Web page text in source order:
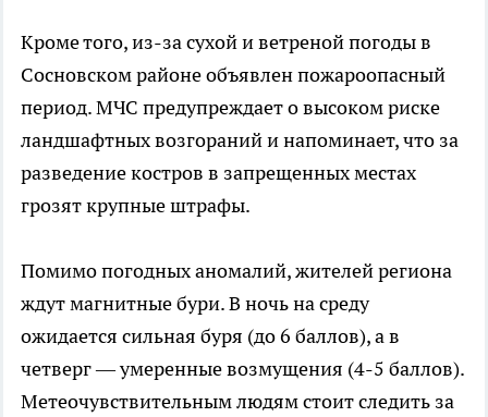
Кроме того, из-за сухой и ветреной погоды в
Сосновском районе объявлен пожароопасный
период. МЧС предупреждает о высоком риске
ландшафтных возгораний и напоминает, что за
разведение костров в запрещенных местах
грозят крупные штрафы.
Помимо погодных аномалий, жителей региона
ждут магнитные бури. В ночь на среду
ожидается сильная буря (до 6 баллов), а в
четверг — умеренные возмущения (4-5 баллов).
Метеочувствительным людям стоит следить за